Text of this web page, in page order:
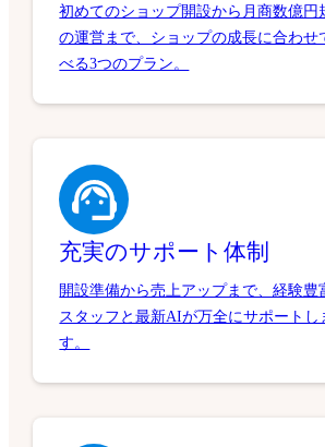
初めてのショップ開設から月商数億円
の運営まで、ショップの成長に合わせ
べる3つのプラン。
充実のサポート体制
開設準備から売上アップまで、経験豊
スタッフと最新AIが万全にサポートし
す。